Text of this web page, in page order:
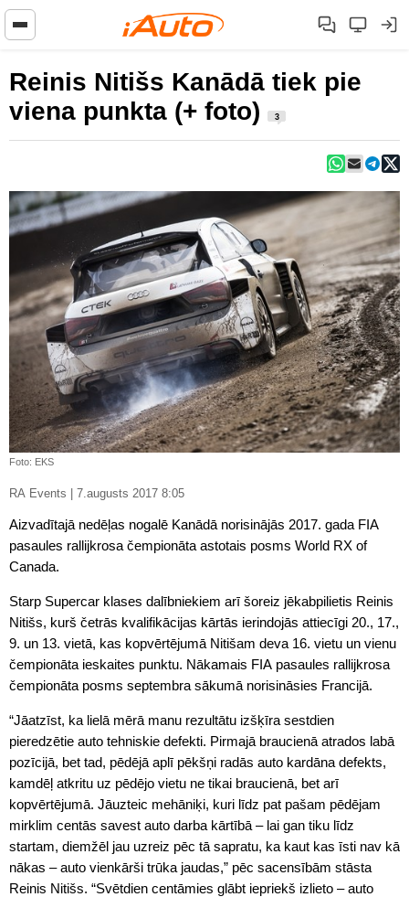
Reinis Nitišs Kanādā tiek pie
viena punkta (+ foto)
3
Foto: EKS
RA Events | 7.augusts 2017 8:05
Aizvadītajā nedēļas nogalē Kanādā norisinājās 2017. gada FIA
pasaules rallijkrosa čempionāta astotais posms World RX of
Canada.
Starp Supercar klases dalībniekiem arī šoreiz jēkabpilietis Reinis
Nitišs, kurš četrās kvalifikācijas kārtās ierindojās attiecīgi 20., 17.,
9. un 13. vietā, kas kopvērtējumā Nitišam deva 16. vietu un vienu
čempionāta ieskaites punktu. Nākamais FIA pasaules rallijkrosa
čempionāta posms septembra sākumā norisināsies Francijā.
“Jāatzīst, ka lielā mērā manu rezultātu izšķīra sestdien
pieredzētie auto tehniskie defekti. Pirmajā braucienā atrados labā
pozīcijā, bet tad, pēdējā aplī pēkšņi radās auto kardāna defekts,
kamdēļ atkritu uz pēdējo vietu ne tikai braucienā, bet arī
kopvērtējumā. Jāuzteic mehāniķi, kuri līdz pat pašam pēdējam
mirklim centās savest auto darba kārtībā – lai gan tiku līdz
startam, diemžēl jau uzreiz pēc tā sapratu, ka kaut kas īsti nav kā
nākas – auto vienkārši trūka jaudas,” pēc sacensībām stāsta
Reinis Nitišs. “Svētdien centāmies glābt iepriekš izlieto – auto